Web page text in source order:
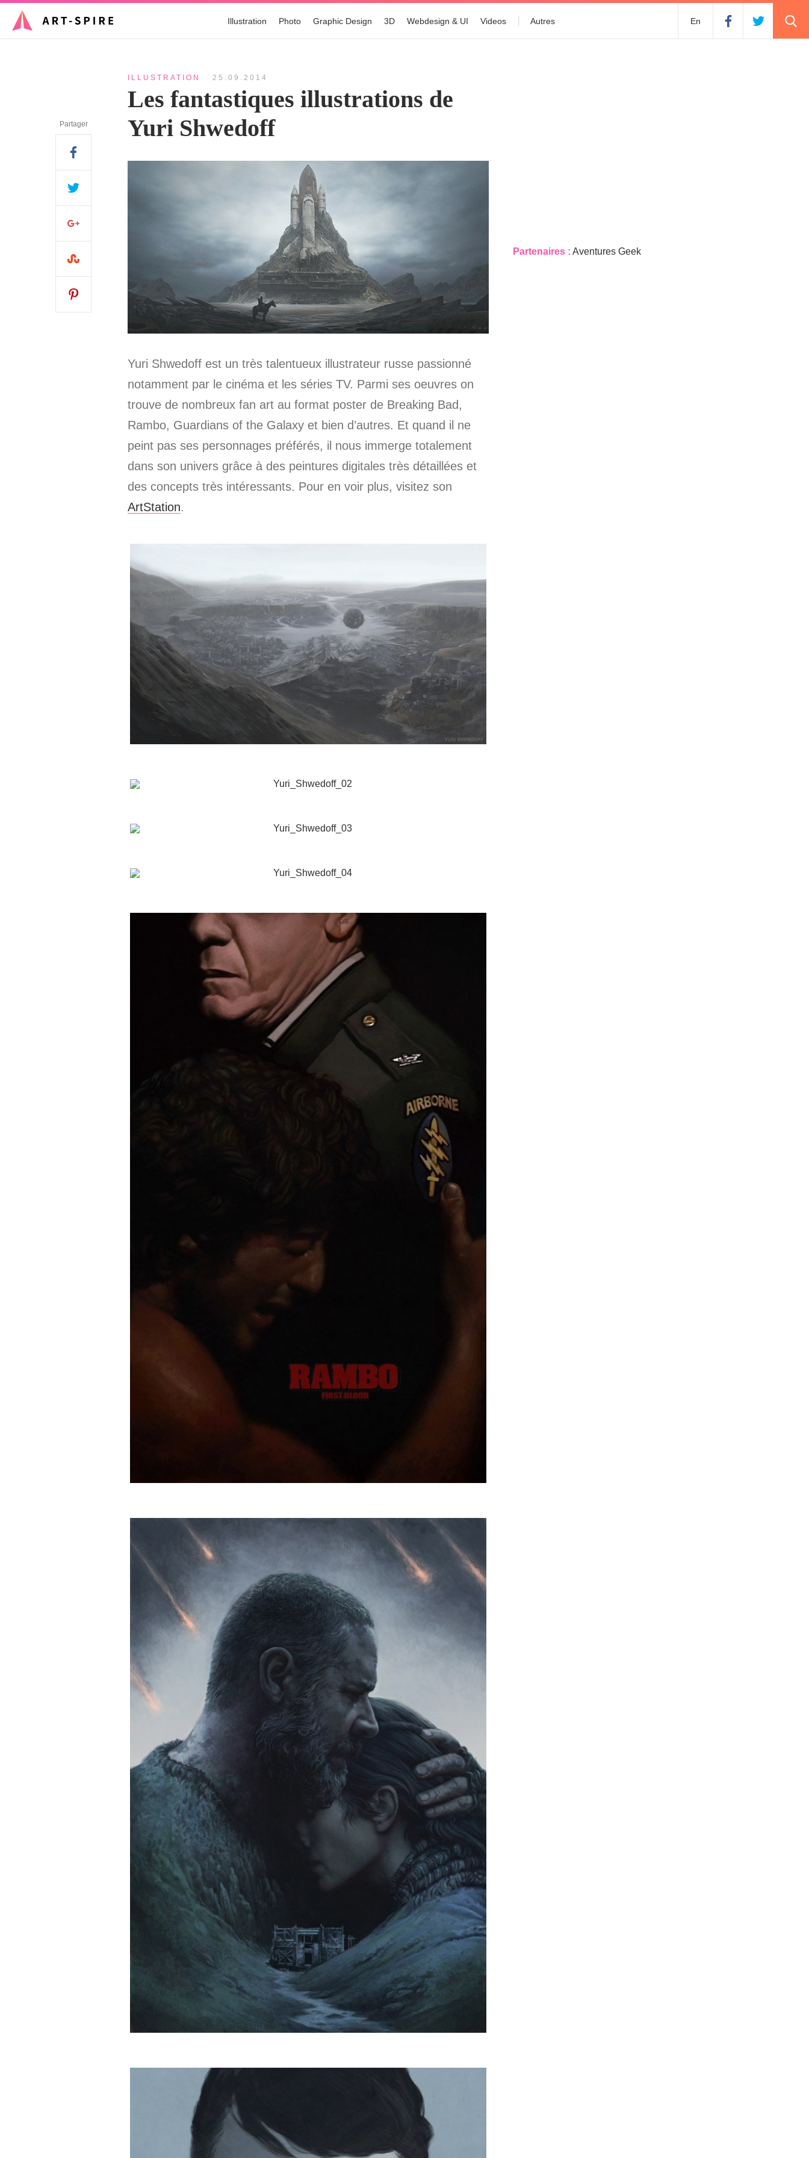
Illustration Photo Graphic Design 3D Webdesign & UI Videos Autres En
Partenaires : Aventures Geek
ILLUSTRATION 25.09.2014
Les fantastiques illustrations de
Yuri Shwedoff
Yuri Shwedoff est un très talentueux illustrateur russe passionné
notamment par le cinéma et les séries TV. Parmi ses oeuvres on
trouve de nombreux fan art au format poster de Breaking Bad,
Rambo, Guardians of the Galaxy et bien d’autres. Et quand il ne
peint pas ses personnages préférés, il nous immerge totalement
dans son univers grâce à des peintures digitales très détaillées et
des concepts très intéressants. Pour en voir plus, visitez son
ArtStation.
Partager